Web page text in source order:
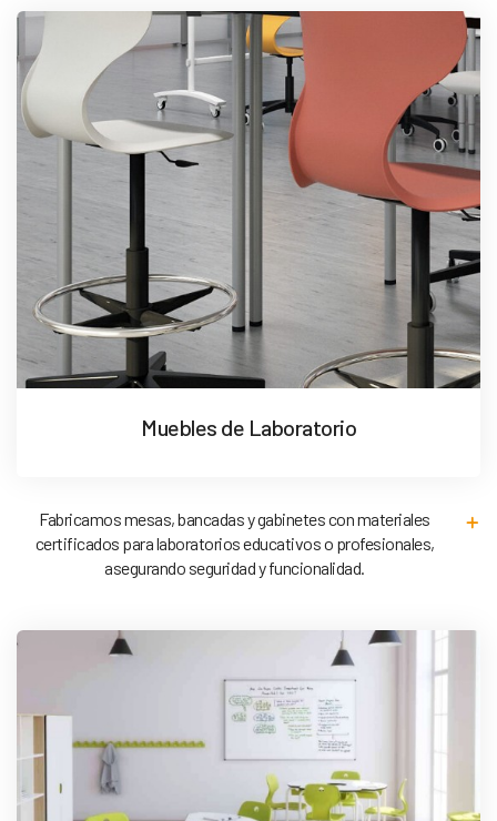
Muebles de Laboratorio
Fabricamos mesas, bancadas y gabinetes con materiales
certificados para laboratorios educativos o profesionales,
asegurando seguridad y funcionalidad.